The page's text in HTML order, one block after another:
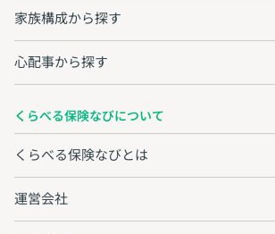
家族構成から探す
心配事から探す
くらべる保険なびについて
くらべる保険なびとは
運営会社